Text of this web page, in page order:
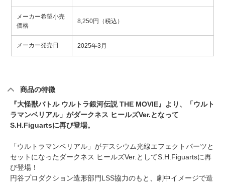
メーカー希望小売
価格
8,250円（税込）
メーカー発売日 2025年3月
商品の特徴
『大怪獣バトル ウルトラ銀河伝説 THE MOVIE』より、「ウルト
ラマンベリアル」がダークネス ヒールズVer.となって
S.H.Figuartsに再び登場。
「ウルトラマンベリアル」がデスシウム光線エフェクトパーツと
セットになったダークネス ヒールズVer.としてS.H.Figuartsに再
び登場！
円谷プロダクション造形部門LSS協力のもと、劇中イメージで造